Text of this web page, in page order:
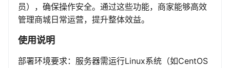
员），确保操作安全。通过这些功能，商家能够高效
管理商城日常运营，提升整体效益。
使用说明
部署环境要求：服务器需运行Linux系统（如CentOS